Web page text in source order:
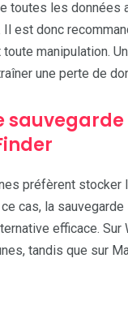
toutes les données
Il est donc
manipulation.
une perte de
préfèrent stocker
cas, la
efficace. Sur
tandis que sur